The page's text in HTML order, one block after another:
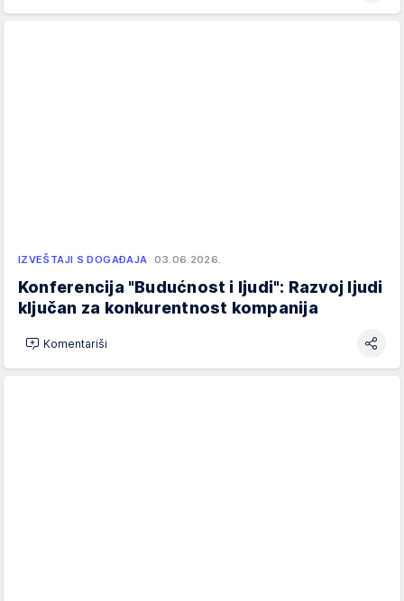
IZVEŠTAJI S DOGAĐAJA 03.06.2026.
Konferencija "Budućnost i ljudi": Razvoj ljudi
ključan za konkurentnost kompanija
Komentariši